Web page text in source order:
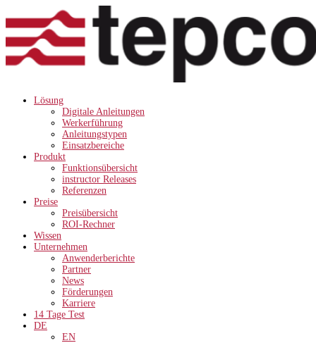
Lösung
Digitale Anleitungen
Werkerführung
Anleitungstypen
Einsatzbereiche
Produkt
Funktionsübersicht
instructor Releases
Referenzen
Preise
Preisübersicht
ROI-Rechner
Wissen
Unternehmen
Anwenderberichte
Partner
News
Förderungen
Karriere
14 Tage Test
DE
EN